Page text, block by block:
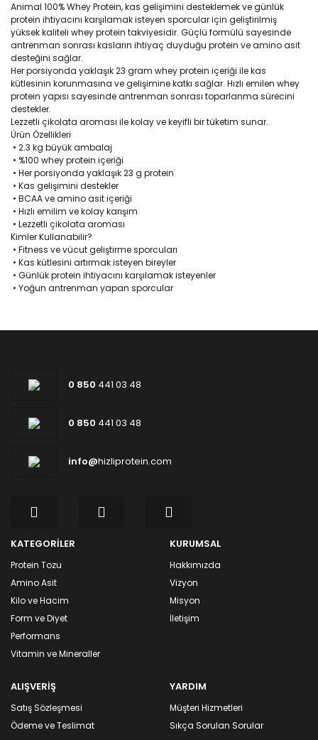
Animal 100% Whey Protein, kas gelişimini desteklemek ve günlük
protein ihtiyacını karşılamak isteyen sporcular için geliştirilmiş
yüksek kaliteli whey protein takviyesidir. Güçlü formülü sayesinde
antrenman sonrası kasların ihtiyaç duyduğu protein ve amino asit
desteğini sağlar.
Her porsiyonda yaklaşık 23 gram whey protein içeriği ile kas
kütlesinin korunmasına ve gelişimine katkı sağlar. Hızlı emilen whey
protein yapısı sayesinde antrenman sonrası toparlanma sürecini
destekler.
Lezzetli çikolata aroması ile kolay ve keyifli bir tüketim sunar.
Ürün Özellikleri
• 2.3 kg büyük ambalaj
• %100 whey protein içeriği
• Her porsiyonda yaklaşık 23 g protein
• Kas gelişimini destekler
• BCAA ve amino asit içeriği
• Hızlı emilim ve kolay karışım
• Lezzetli çikolata aroması
Kimler Kullanabilir?
• Fitness ve vücut geliştirme sporcuları
• Kas kütlesini artırmak isteyen bireyler
• Günlük protein ihtiyacını karşılamak isteyenler
• Yoğun antrenman yapan sporcular
0 850 441 03 48
0 850 441 03 48
info@hizliprotein.com
KATEGORİLER
Protein Tozu
Amino Asit
Kilo ve Hacim
Form ve Diyet
Performans
Vitamin ve Mineraller
KURUMSAL
Hakkımızda
Vizyon
Misyon
İletişim
ALIŞVERİŞ
Satış Sözleşmesi
Ödeme ve Teslimat
YARDIM
Müşteri Hizmetleri
Sıkça Sorulan Sorular